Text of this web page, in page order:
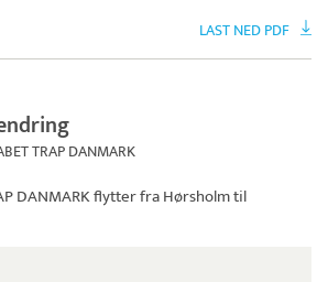
LAST NED PDF
TRAP DANMARK
DANMARKflytter fra Hørsholm til